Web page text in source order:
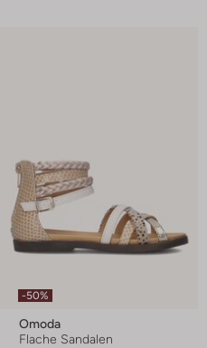
-50%
Omoda
Flache Sandalen